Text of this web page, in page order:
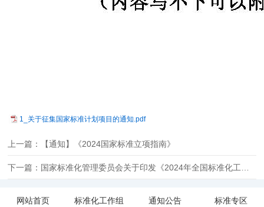
1_关于征集国家标准计划项目的通知.pdf
上一篇：【通知】《2024国家标准立项指南》
网站首页 标准化工作组 通知公告 标准专区